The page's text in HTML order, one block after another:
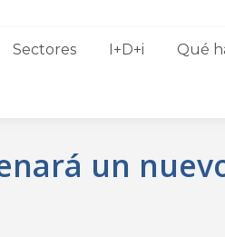
Sectores I+D+i Qué
un